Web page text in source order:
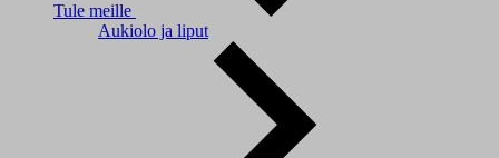
Tule meille
Aukiolo ja liput